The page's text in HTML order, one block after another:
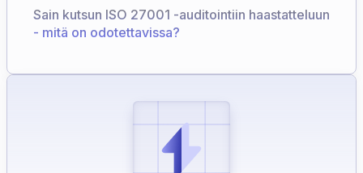
Sain kutsun ISO 27001 -auditointiin haastatteluun
- mitä on odotettavissa?